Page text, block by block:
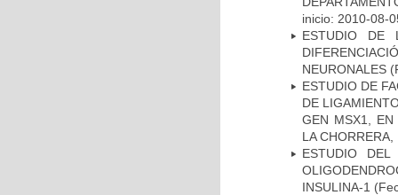
inicio: 2010-08-
ESTUDIO DE
NEURONALES
ESTUDIO DE
DE
GEN MSX1, EN
LA
ESTUDIO
INSULINA-1